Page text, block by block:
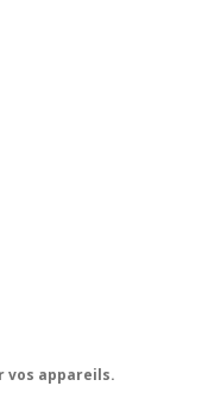
vos appareils.